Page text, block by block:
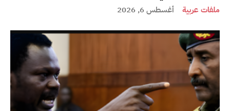
ملفات عربية أغسطس 6, 2026